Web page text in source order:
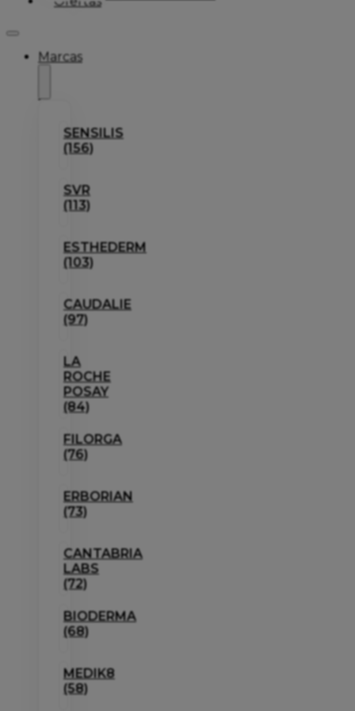
Marcas
SENSILIS
(156)
SVR
(113)
ESTHEDERM
(103)
CAUDALIE
(97)
LA
ROCHE
POSAY
(84)
FILORGA
(76)
ERBORIAN
(73)
CANTABRIA
LABS
(72)
BIODERMA
(68)
MEDIK8
(58)